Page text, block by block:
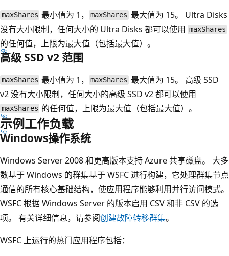
maxShares 最小值为 1， maxShares 最大值为 15。 Ultra Disks
没有大小限制，任何大小的 Ultra Disks 都可以使用 maxShares
的任何值，上限为最大值（包括最大值）。
高级 SSD v2 范围
maxShares 最小值为 1， maxShares 最大值为 15。 高级 SSD
v2 没有大小限制，任何大小的高级 SSD v2 都可以使用
maxShares 的任何值，上限为最大值（包括最大值）。
示例工作负载
Windows操作系统
Windows Server 2008 和更高版本支持 Azure 共享磁盘。 大多
数基于 Windows 的群集基于 WSFC 进行构建，它处理群集节点
通信的所有核心基础结构，使应用程序能够利用并行访问模式。
WSFC 根据 Windows Server 的版本启用 CSV 和非 CSV 的选
项。 有关详细信息，请参阅创建故障转移群集。
WSFC 上运行的热门应用程序包括：